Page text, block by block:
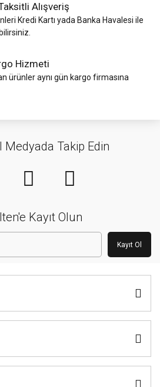
Alışveriş
Kredi Kartı yada Banka Havalesi ile
Hizmeti
ürünler aynı gün kargo firmasına
Medyada Takip Edin
Kayıt Olun
Kayıt Ol